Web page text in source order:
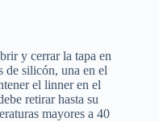
y cerrar la tapa en
de silicón, una en el
el linner en el
retirar hasta su
mayores a 40